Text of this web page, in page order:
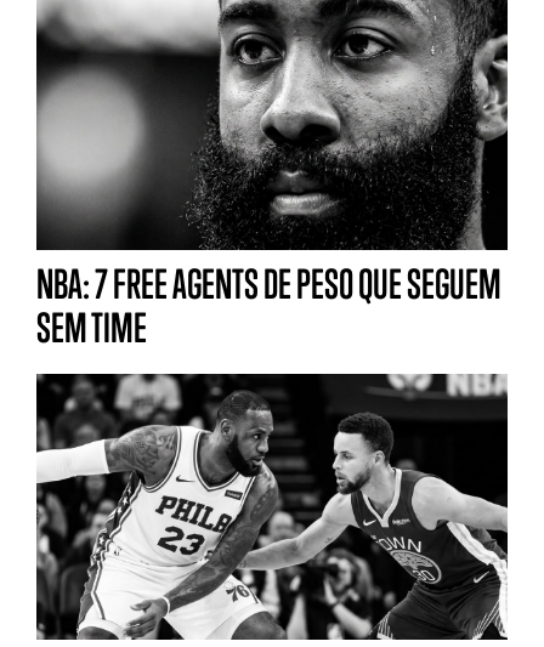
NBA: 7 FREE AGENTS DE PESO QUE SEGUEM
SEM TIME